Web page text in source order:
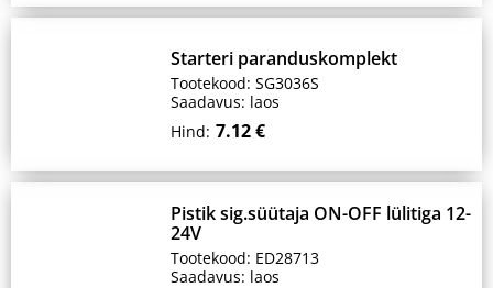
Starteri paranduskomplekt
Tootekood: SG3036S
Saadavus: laos
Hind: 7.12 €
Pistik sig.süütaja ON-OFF lülitiga 12-
24V
Tootekood: ED28713
Saadavus: laos